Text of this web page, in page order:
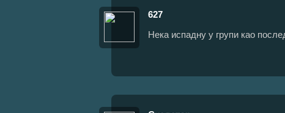
627
Нека испадну у групи као